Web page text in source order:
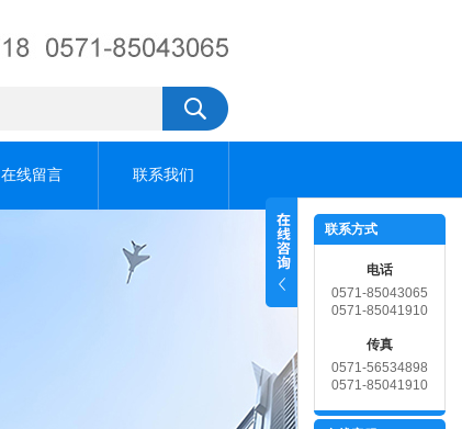
在线留言 联系我们
联系方式
电话
0571-85043065
0571-85041910
传真
0571-56534898
0571-85041910